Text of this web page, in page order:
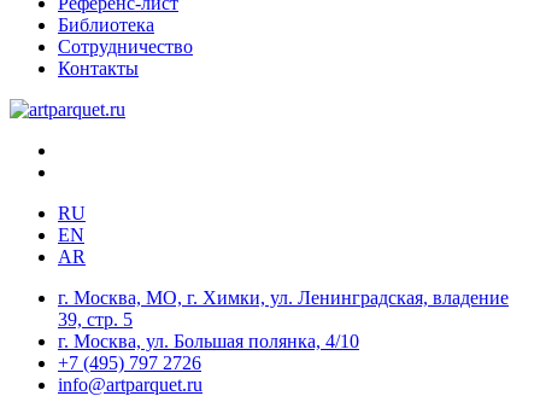
Библиотека
Сотрудничество
Контакты
RU
EN
AR
г. Москва, МО, г. Химки, ул. Ленинградская, владение
39, стр. 5
г. Москва, ул. Большая полянка, 4/10
+7 (495) 797 2726
info@artparquet.ru